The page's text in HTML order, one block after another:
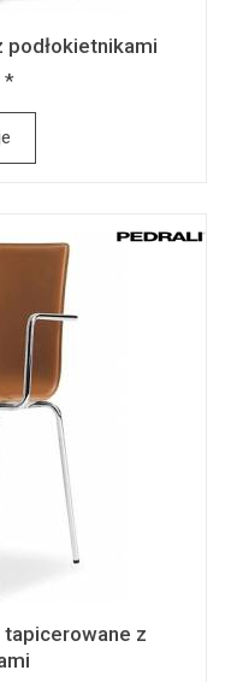
podłokietnikami
*
tapicerowane z